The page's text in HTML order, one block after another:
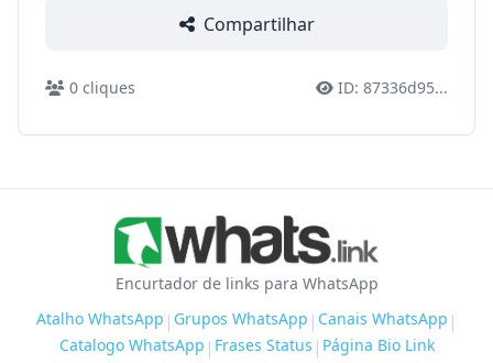
Compartilhar
0 cliques ID: 87336d95...
Encurtador de links para WhatsApp
Atalho WhatsApp | Grupos WhatsApp | Canais WhatsApp |
Catalogo WhatsApp | Frases Status | Página Bio Link